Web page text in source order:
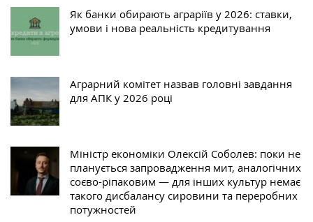
Як банки обирають аграріїв у 2026: ставки,
умови і нова реальність кредитування
Аграрний комітет назвав головні завдання
для АПК у 2026 році
Міністр економіки Олексій Соболев: поки не
планується запровадження мит, аналогічних
соєво-ріпаковим — для інших культур немає
такого дисбалансу сировини та переробних
потужностей